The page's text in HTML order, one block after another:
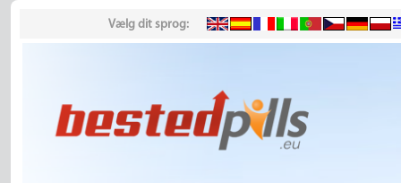
Vælg dit sprog: